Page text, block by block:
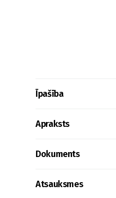
Īpašība
Apraksts
Dokuments
Atsauksmes